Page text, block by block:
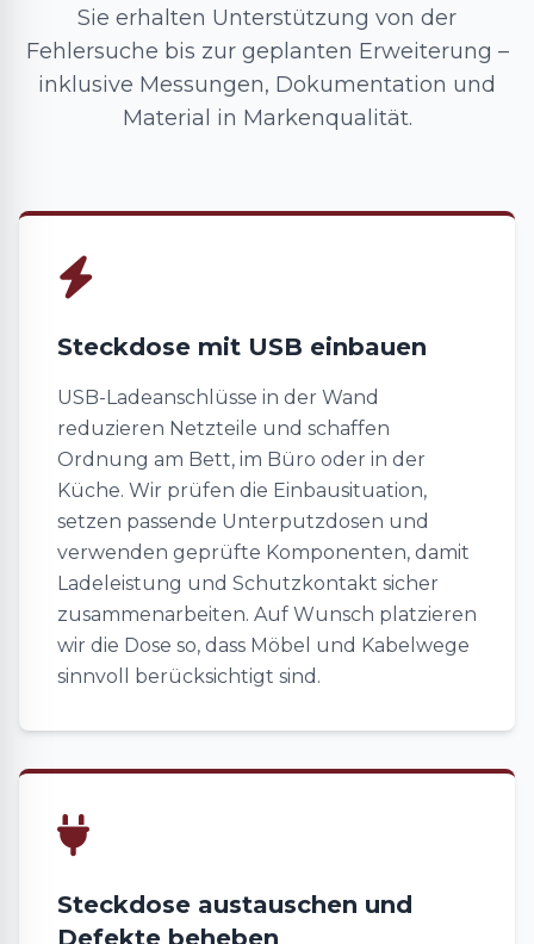
Sie erhalten Unterstützung von der
Fehlersuche bis zur geplanten Erweiterung –
inklusive Messungen, Dokumentation und
Material in Markenqualität.
Steckdose mit USB einbauen
USB-Ladeanschlüsse in der Wand
reduzieren Netzteile und schaffen
Ordnung am Bett, im Büro oder in der
Küche. Wir prüfen die Einbausituation,
setzen passende Unterputzdosen und
verwenden geprüfte Komponenten, damit
Ladeleistung und Schutzkontakt sicher
zusammenarbeiten. Auf Wunsch platzieren
wir die Dose so, dass Möbel und Kabelwege
sinnvoll berücksichtigt sind.
Steckdose austauschen und
Defekte beheben